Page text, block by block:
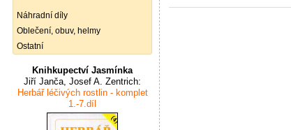
Náhradní díly
Oblečení, obuv, helmy
Ostatní
Knihkupectví Jasmínka
Jiří Janča, Josef A. Zentrich:
Herbář léčivých rostlin - komplet
1.-7.díl